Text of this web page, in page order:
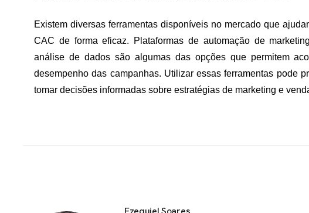
Existem diversas ferramentas disponíveis no mercado que
CAC de forma eficaz. Plataformas de automação de
análise de dados são algumas das opções que permitem
desempenho das campanhas. Utilizar essas ferramentas pode
tomar decisões informadas sobre estratégias de marketing e